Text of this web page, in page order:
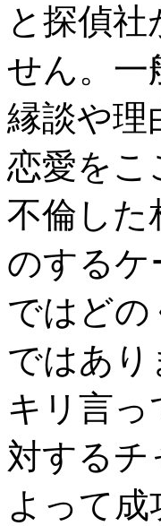
と探偵
せん。一
縁談や
恋愛をこ
不倫した
のするケ
ではどの
ではあ
キリ言
対するチ
よって